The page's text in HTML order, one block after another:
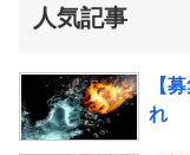
人気記事
【
れ